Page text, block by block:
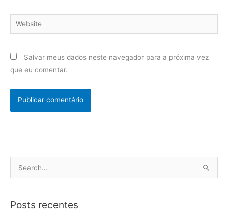
Website
Salvar meus dados neste navegador para a próxima vez
que eu comentar.
qPosts recentes